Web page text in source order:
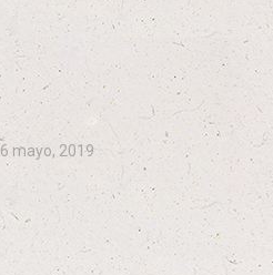
6 mayo, 2019